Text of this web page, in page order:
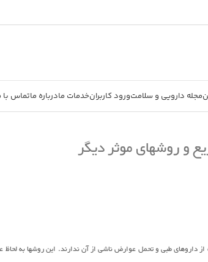
مجله دارویی و سلامتورود کاربرانخدمات مادرباره ماتماس با
داروهای طبی و تحمل عوارض ناشی از آن ندارند. این روشها به لحاظ